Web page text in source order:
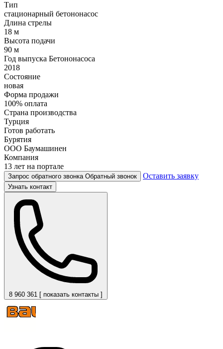
Тип
стационарный бетононасос
Длина стрелы
18 м
Высота подачи
90 м
Год выпуска Бетононасоса
2018
Состояние
новая
Форма продажи
100% оплата
Страна производства
Турция
Готов работать
Бурятия
ООО Баумашинен
Компания
13 лет на портале
Запрос обратного звонка Обратный звонок Оставить заявку
Узнать контакт
8 960 361 [ показать контакты ]